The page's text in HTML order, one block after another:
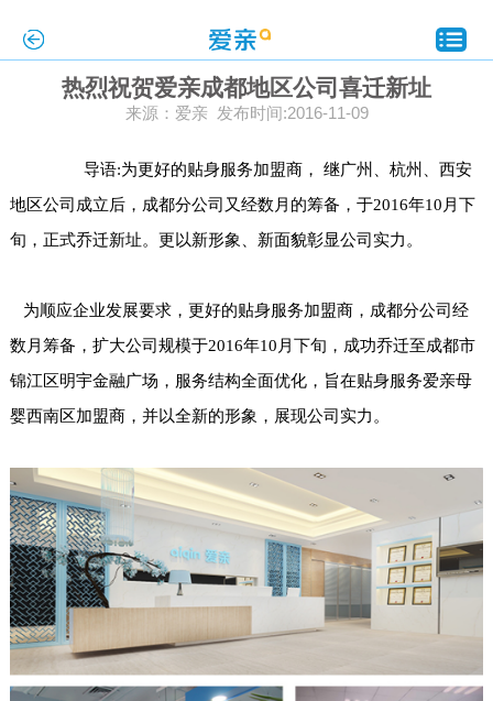
热烈祝贺爱亲成都地区公司喜迁新址
来源：爱亲 发布时间:2016-11-09
导语:为更好的贴身服务加盟商， 继广州、杭州、西安
地区公司成立后，成都分公司又经数月的筹备，于2016年10月下
旬，正式乔迁新址。更以新形象、新面貌彰显公司实力。
为顺应企业发展要求，更好的贴身服务加盟商，成都分公司经
数月筹备，扩大公司规模于2016年10月下旬，成功乔迁至成都市
锦江区明宇金融广场，服务结构全面优化，旨在贴身服务爱亲母
婴西南区加盟商，并以全新的形象，展现公司实力。